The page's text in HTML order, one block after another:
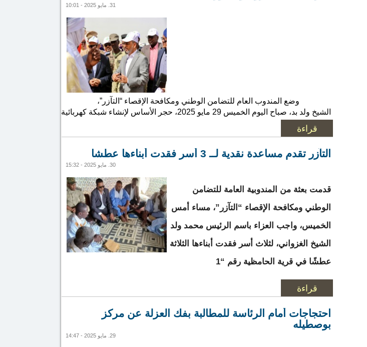
31. مايو 2025 - 10:01
وضع المندوب العام للتضامن الوطني ومكافحة الإقصاء “التآزر”،
الشيخ ولد بد، صباح اليوم الخميس 29 مايو 2025، حجر الأساس لإنشاء شبكة كهربائية في حي الكيلومتر 7 ببلدية روصو، وذلك في إطار جهود
قراءة
جديدة بروصو (صور)
التآزر تقدم مساعدة نقدية لــ 3 أسر فقدت أبناءها عطشا
30. مايو 2025 - 15:32
قدمت بعثة من المندوبية العامة للتضامن
الوطني ومكافحة الإقصاء “التآزر”، مساء أمس
الخميس، واجب العزاء باسم الرئيس محمد ولد
الشيخ الغزواني، لثلاث أسر فقدت أبناءها الثلاثة
عطشًا في قرية الحامظية رقم “1
قراءة
احتجاجات أمام الرئاسة للمطالبة بفك العزلة عن مركز
بوصطيله
29. مايو 2025 - 14:47